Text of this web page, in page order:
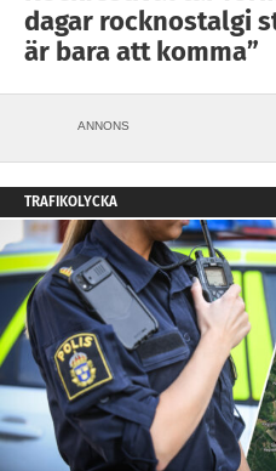
dagar rocknostalgi
är bara att komma”
ANNONS
TRAFIKOLYCKA